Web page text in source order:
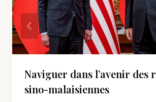
Naviguer dans l’avenir des
sino-malaisiennes